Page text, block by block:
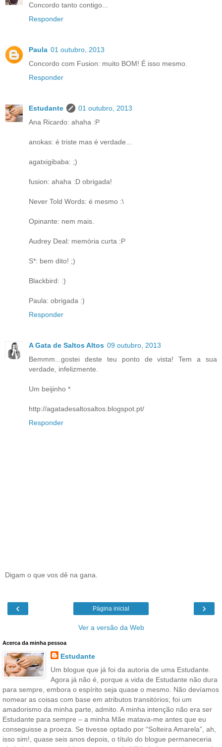
Concordo tanto contigo...
Responder
Paula 01 outubro, 2013
Concordo com Fusion: muito BOM! É isso mesmo.
Responder
Estudante
01 outubro, 2013
Ana Ricardo: ahaha :P
anokas: é triste mas é verdade...
agatxigibaba: ;)
fusion: ahaha :D obrigada!
Never Told Words: é mesmo :\
Opinante: nem mais.
Audrey Deal: memória curta :P
S*: bem dito! ;)
Blackbird: :)
Paula: obrigada :)
Responder
A Gata de Saltos Altos 09 outubro, 2013
Bemmm...gostei deste teu ponto de vista! Tem a sua
verdade, infelizmente.
Um beijinho *
http://agatadesaltosaltos.blogspot.pt/
Responder
Digam o que vos dê na gana.
‹ ›
Página inicial
Ver a versão da Web
Acerca da minha pessoa
Estudante
Um blogue que já foi da autoria de uma Estudante.
Agora já não é, porque a vida de Estudante não dura
para sempre, embora o espírito seja quase o mesmo. Não devíamos
nomear as coisas com base em atributos transitórios; foi um
amadorismo da minha parte, admito. A minha intenção não era ser
Estudante para sempre – a minha Mãe matava-me antes que eu
conseguisse a proeza. Se tivesse optado por “Solteira Amarela”, ah,
isso sim!, quase seis anos depois, o título do blogue permaneceria